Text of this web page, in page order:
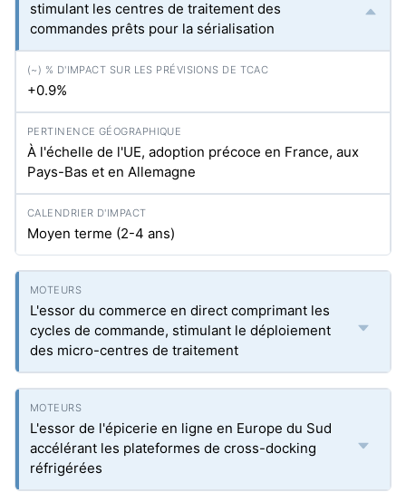
stimulant les centres de traitement des
commandes prêts pour la sérialisation
+0.9%
À l'échelle de l'UE, adoption précoce en France, aux
Pays-Bas et en Allemagne
Moyen terme (2-4 ans)
L'essor du commerce en direct comprimant les
cycles de commande, stimulant le déploiement
des micro-centres de traitement
L'essor de l'épicerie en ligne en Europe du Sud
accélérant les plateformes de cross-docking
réfrigérées